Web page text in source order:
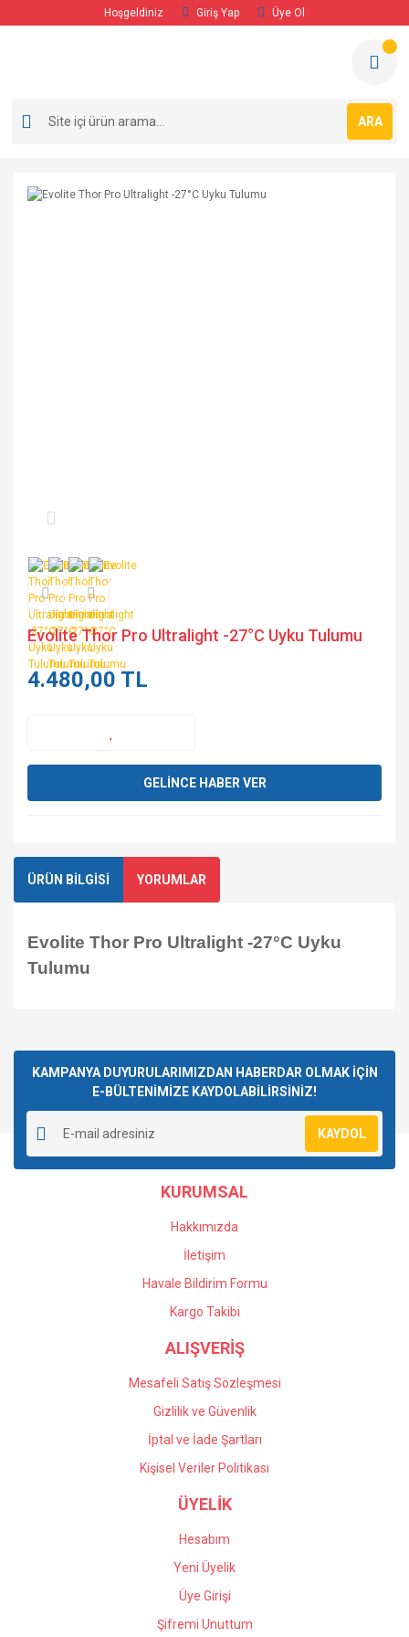
Hoşgeldiniz Giriş Yap Üye Ol
ARA
Evolite Thor Pro Ultralight -27°C Uyku Tulumu
4.480,00 TL
GELİNCE HABER VER
ÜRÜN BİLGİSİ YORUMLAR
Evolite Thor Pro Ultralight -27°C Uyku
Tulumu
KAMPANYA DUYURULARIMIZDAN HABERDAR OLMAK İÇİN
E-BÜLTENİMİZE KAYDOLABİLİRSİNİZ!
KAYDOL
KURUMSAL
Hakkımızda
İletişim
Havale Bildirim Formu
Kargo Takibi
ALIŞVERİŞ
Mesafeli Satış Sözleşmesi
Gizlilik ve Güvenlik
İptal ve İade Şartları
Kişisel Veriler Politikası
ÜYELİK
Hesabım
Yeni Üyelik
Üye Girişi
Şifremi Unuttum